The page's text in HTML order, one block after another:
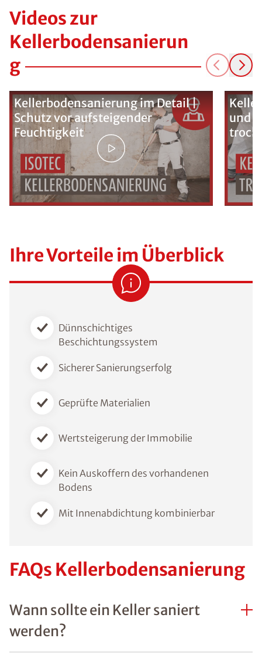
Videos zur
Kellerbodensanierun
g
Kellerbodensanierung im Detail |
Schutz vor aufsteigender
Feuchtigkeit
und
Ihre Vorteile im Überblick
Dünnschichtiges
Beschichtungssystem
Sicherer Sanierungserfolg
Geprüfte Materialien
Wertsteigerung der Immobilie
Kein Auskoffern des vorhandenen
Bodens
Mit Innenabdichtung kombinierbar
FAQs Kellerbodensanierung
Wann sollte ein Keller saniert
werden?